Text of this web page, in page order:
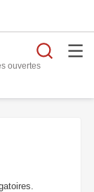
ouvertes